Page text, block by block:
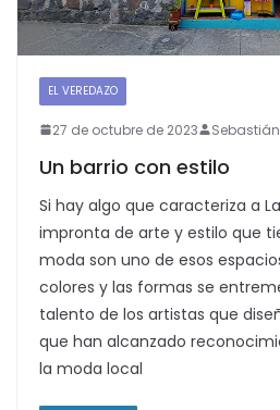
EL VEREDAZO
27 de octubre de 2023
Un barrio con estilo
Si hay algo que caracteriza a
impronta de arte y estilo que
moda son uno de esos
colores y las formas se
talento de los artistas que
que han alcanzado
la moda local